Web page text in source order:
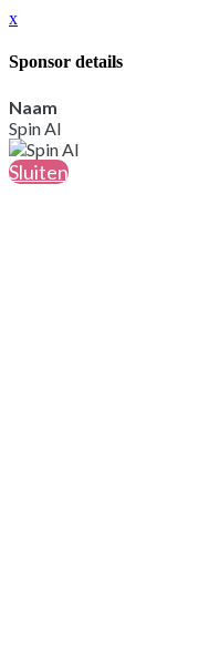
x
Sponsor details
Naam
Spin AI
Sluiten